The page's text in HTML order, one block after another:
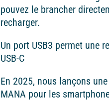
pouvez le brancher
recharger.
Un port USB3 permet une
USB-C
En 2025, nous lançons
MANA pour les